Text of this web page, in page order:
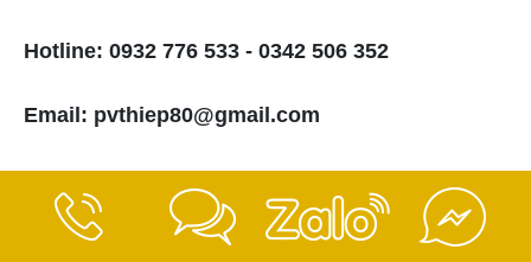
Hotline: 0932 776 533 - 0342 506 352
Email: pvthiep80@gmail.com
Website:gachcaocap.vn-gachcaocapbinhtan.vn